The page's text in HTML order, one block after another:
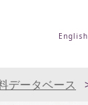
English
データベース